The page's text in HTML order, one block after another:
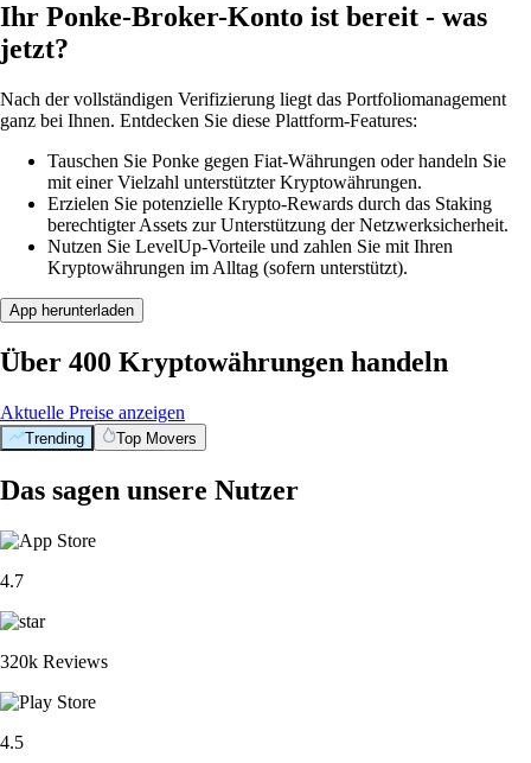
Ihr Ponke-Broker-Konto ist bereit - was
jetzt?
Nach der vollständigen Verifizierung liegt das Portfoliomanagement
ganz bei Ihnen. Entdecken Sie diese Plattform-Features:
Tauschen Sie Ponke gegen Fiat-Währungen oder handeln Sie
mit einer Vielzahl unterstützter Kryptowährungen.
Erzielen Sie potenzielle Krypto-Rewards durch das Staking
berechtigter Assets zur Unterstützung der Netzwerksicherheit.
Nutzen Sie LevelUp-Vorteile und zahlen Sie mit Ihren
Kryptowährungen im Alltag (sofern unterstützt).
App herunterladen
Über 400 Kryptowährungen handeln
Aktuelle Preise anzeigen
Trending Top Movers
Das sagen unsere Nutzer
4.7
320k Reviews
4.5